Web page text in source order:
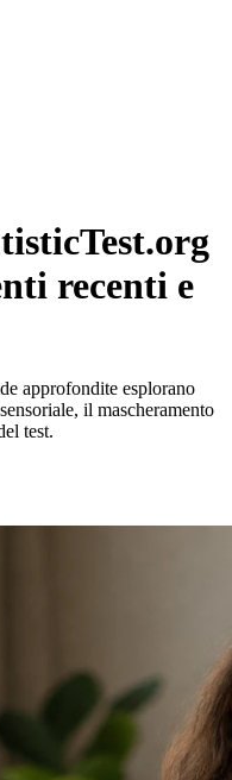
recenti e
approfondite esplorano
il mascheramento
test.